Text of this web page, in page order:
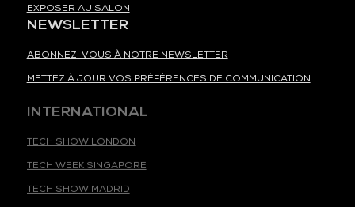
EXPOSER AU SALON
NEWSLETTER
ABONNEZ-VOUS À NOTRE NEWSLETTER
METTEZ À JOUR VOS PRÉFÉRENCES DE COMMUNICATION